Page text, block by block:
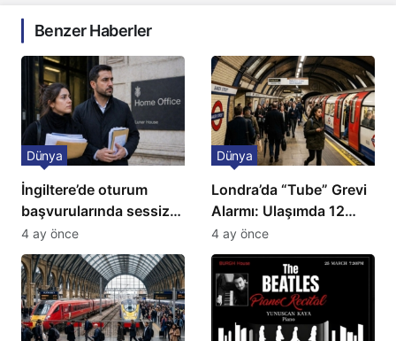
Benzer Haberler
İngiltere’de oturum
başvurularında sessiz
kriz: Büyükelçilikten
açıklama!
Dünya
4 ay önce
Londra’da “Tube” Grevi
Alarmı: Ulaşımda 12
Günlük Kaos Kapıda
Dünya
4 ay önce